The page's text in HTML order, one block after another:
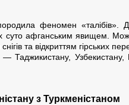
феномен «талібів».
суто афганським явищем.
та відкриттям гірських
Таджикистану, Узбекистану,
з Туркменістаном